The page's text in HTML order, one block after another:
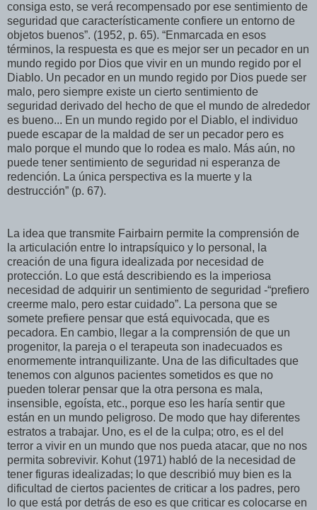
consiga esto, se verá recompensado por ese sentimiento de
seguridad que característicamente confiere un entorno de
objetos buenos”. (1952, p. 65). “Enmarcada en esos
términos, la respuesta es que es mejor ser un pecador en un
mundo regido por Dios que vivir en un mundo regido por el
Diablo. Un pecador en un mundo regido por Dios puede ser
malo, pero siempre existe un cierto sentimiento de
seguridad derivado del hecho de que el mundo de alrededor
es bueno... En un mundo regido por el Diablo, el individuo
puede escapar de la maldad de ser un pecador pero es
malo porque el mundo que lo rodea es malo. Más aún, no
puede tener sentimiento de seguridad ni esperanza de
redención. La única perspectiva es la muerte y la
destrucción” (p. 67).
La idea que transmite Fairbairn permite la comprensión de
la articulación entre lo intrapsíquico y lo personal, la
creación de una figura idealizada por necesidad de
protección. Lo que está describiendo es la imperiosa
necesidad de adquirir un sentimiento de seguridad -“prefiero
creerme malo, pero estar cuidado”. La persona que se
somete prefiere pensar que está equivocada, que es
pecadora. En cambio, llegar a la comprensión de que un
progenitor, la pareja o el terapeuta son inadecuados es
enormemente intranquilizante. Una de las dificultades que
tenemos con algunos pacientes sometidos es que no
pueden tolerar pensar que la otra persona es mala,
insensible, egoísta, etc., porque eso les haría sentir que
están en un mundo peligroso. De modo que hay diferentes
estratos a trabajar. Uno, es el de la culpa; otro, es el del
terror a vivir en un mundo que nos pueda atacar, que no nos
permita sobrevivir. Kohut (1971) habló de la necesidad de
tener figuras idealizadas; lo que describió muy bien es la
dificultad de ciertos pacientes de criticar a los padres, pero
lo que está por detrás de eso es que criticar es colocarse en